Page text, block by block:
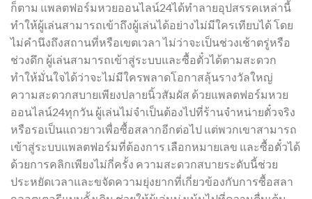
ก็ตาม แพลตฟอร์มหวยออนไลน์24ได้ทำลายอุปสรรคเหล่านี้
ทำให้ผู้เล่นสามารถเข้าถึงผู้เล่นได้อย่างไม่มีใครเทียบได้ โดย
ไม่คำนึงถึงสถานที่หรือเขตเวลา ไม่ว่าจะเป็นช่วงเช้าตรู่หรือ
ช่วงดึก ผู้เล่นสามารถเข้าสู่ระบบและซื้อตั๋วได้ตามสะดวก
ทำให้มั่นใจได้ว่าจะไม่มีใครพลาดโอกาสลุ้นรางวัลใหญ่
ความสะดวกสบายเพียงปลายนิ้วสัมผัส ด้วยแพลตฟอร์มหวย
ออนไลน์24ทุกวัน ผู้เล่นไม่จำเป็นต้องไปที่ร้านจำหน่ายตั๋วจริง
หรือรอเป็นแถวยาวเพื่อซื้อสลากอีกต่อไป แต่พวกเขาสามารถ
เข้าสู่ระบบแพลตฟอร์มที่ต้องการ เลือกหมายเลข และซื้อตั๋วได้
ด้วยการคลิกเพียงไม่กี่ครั้ง ความสะดวกสบายระดับนี้ช่วย
ประหยัดเวลาและขจัดความยุ่งยากที่เกี่ยวข้องกับการซื้อสลา